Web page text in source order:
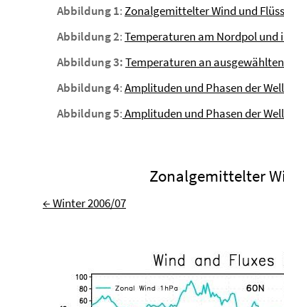
Abbildung 1:Zonalgemittelter Wind und
Abbildung 2:Temperaturen am Nordpol und
Abbildung 3:Temperaturen an
Abbildung 4:Amplituden und Phasen der
Abbildung 5:Amplituden und Phasen der
Zonalgemittelter
← Winter 2006/07